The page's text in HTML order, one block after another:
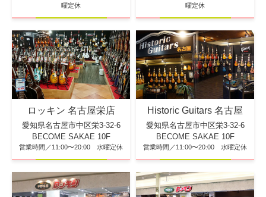
曜定休
曜定休
ロッキン 名古屋栄店
愛知県名古屋市中区栄3-32-6
BECOME SAKAE 10F
営業時間／11:00〜20:00 水曜定休
Historic Guitars 名古屋
愛知県名古屋市中区栄3-32-6
BECOME SAKAE 10F
営業時間／11:00〜20:00 水曜定休